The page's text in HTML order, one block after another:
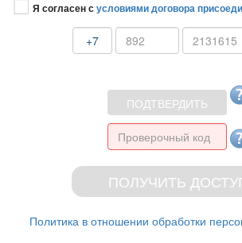
Я согласен сусловиями договора
+7
Политика в отношении обработки